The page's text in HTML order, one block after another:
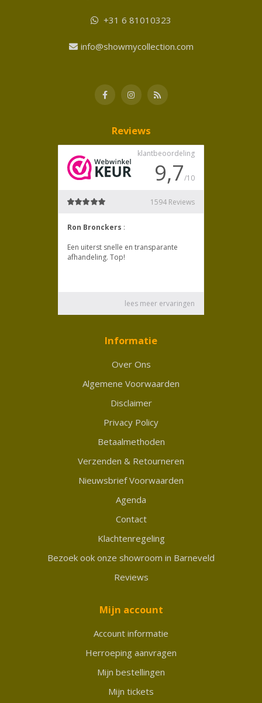
+31 6 81010323
info@showmycollection.com
Reviews
Informatie
Over Ons
Algemene Voorwaarden
Disclaimer
Privacy Policy
Betaalmethoden
Verzenden & Retourneren
Nieuwsbrief Voorwaarden
Agenda
Contact
Klachtenregeling
Bezoek ook onze showroom in Barneveld
Reviews
Mijn account
Account informatie
Herroeping aanvragen
Mijn bestellingen
Mijn tickets